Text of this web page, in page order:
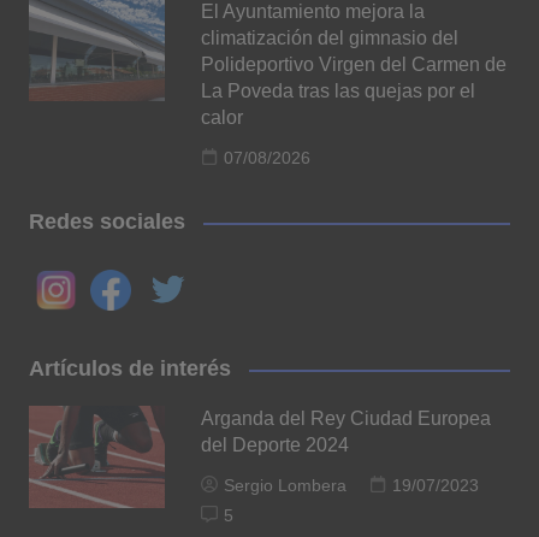
El Ayuntamiento mejora la
climatización del gimnasio del
Polideportivo Virgen del Carmen de
La Poveda tras las quejas por el
calor
07/08/2026
Redes sociales
Artículos de interés
Arganda del Rey Ciudad Europea
del Deporte 2024
Sergio Lombera
19/07/2023
5